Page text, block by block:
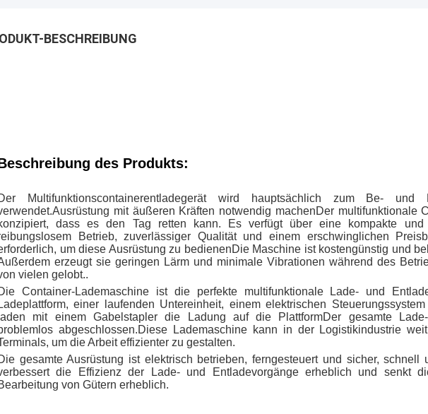
BESCHREIBUNG
des Produkts:
Multifunktionscontainerentladegerät wird hauptsächlich zum Be- und
mit äußeren Kräften notwendig machenDer multifunktionale
dass es den Tag retten kann. Es verfügt über eine kompakte und
Betrieb, zuverlässiger Qualität und einem erschwinglichen
um diese Ausrüstung zu bedienenDie Maschine ist kostengünstig und
erzeugt sie geringen Lärm und minimale Vibrationen während des
vielen gelobt..
Container-Lademaschine ist die perfekte multifunktionale Lade- und
einer laufenden Untereinheit, einem elektrischen
mit einem Gabelstapler die Ladung auf die PlattformDer gesamte
abgeschlossen.Diese Lademaschine kann in der Logistikindustrie
um die Arbeit effizienter zu gestalten.
gesamte Ausrüstung ist elektrisch betrieben, ferngesteuert und sicher, schnell
die Effizienz der Lade- und Entladevorgänge erheblich und senkt
von Gütern erheblich.